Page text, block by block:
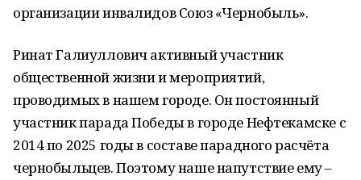
организации инвалидов Союз «Чернобыль».
Ринат Галиуллович активный участник
общественной жизни и мероприятий,
проводимых в нашем городе. Он постоянный
участник парада Победы в городе Нефтекамске с
2014 по 2025 годы в составе парадного расчёта
чернобыльцев. Поэтому наше напутствие ему –